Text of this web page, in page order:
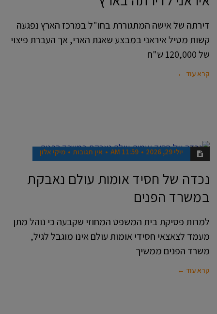
דירתה של אישה המתגוררת בחו"ל במרכז הארץ נפגעה
קשות מטיל איראני במבצע שאגת הארי, אך העברת פיצוי
של 120,000 ש"ח
קרא עוד ←
אנשים
יולי 29, 2026 11:59 AM אין תגובות מיקי אלון
נכדה של חסיד אומות עולם נאבקת
במשרד הפנים
למרות פסיקת בית המשפט המחוזי שקבעה כי נוהל מתן
מעמד לצאצאי חסידי אומות עולם אינו מוגבל לגיל,
משרד הפנים ממשיך
קרא עוד ←